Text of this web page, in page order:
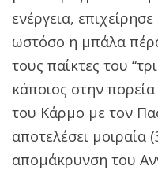
ενέργεια,
ωστόσο η μπάλα
τους παίκτες του
κάποιος στην
του Κάρμο με τον
αποτελέσει μοιραία
απομάκρυνση του